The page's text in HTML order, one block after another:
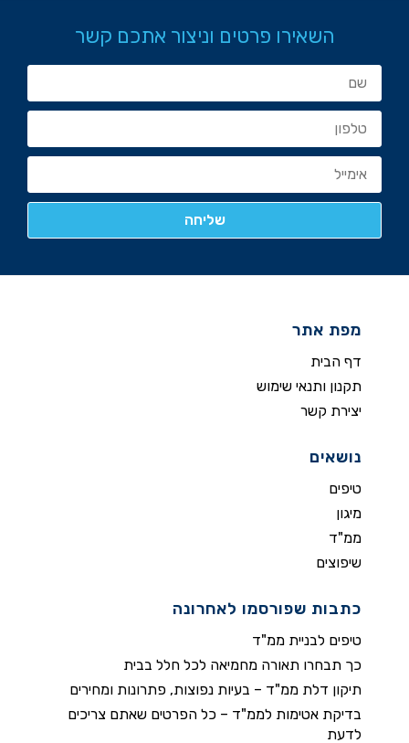
השאירו פרטים וניצור אתכם קשר
מפת אתר
דף הבית
תקנון ותנאי שימוש
יצירת קשר
נושאים
טיפים
מיגון
ממ"ד
שיפוצים
כתבות שפורסמו לאחרונה
טיפים לבניית ממ"ד
כך תבחרו תאורה מחמיאה לכל חלל בבית
תיקון דלת ממ"ד – בעיות נפוצות, פתרונות ומחירים
בדיקת אטימות לממ"ד – כל הפרטים שאתם צריכים
לדעת